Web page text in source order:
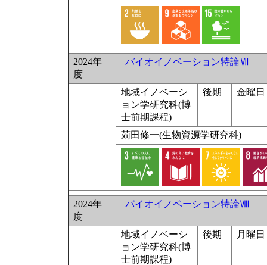
2024年
度
| バイオイノベーション特論Ⅶ
地域イノベーシ
ョン学研究科(博
士前期課程)
後期 金曜日
苅田修一(生物資源学研究科)
2024年
度
| バイオイノベーション特論Ⅷ
地域イノベーシ
ョン学研究科(博
士前期課程)
後期 月曜